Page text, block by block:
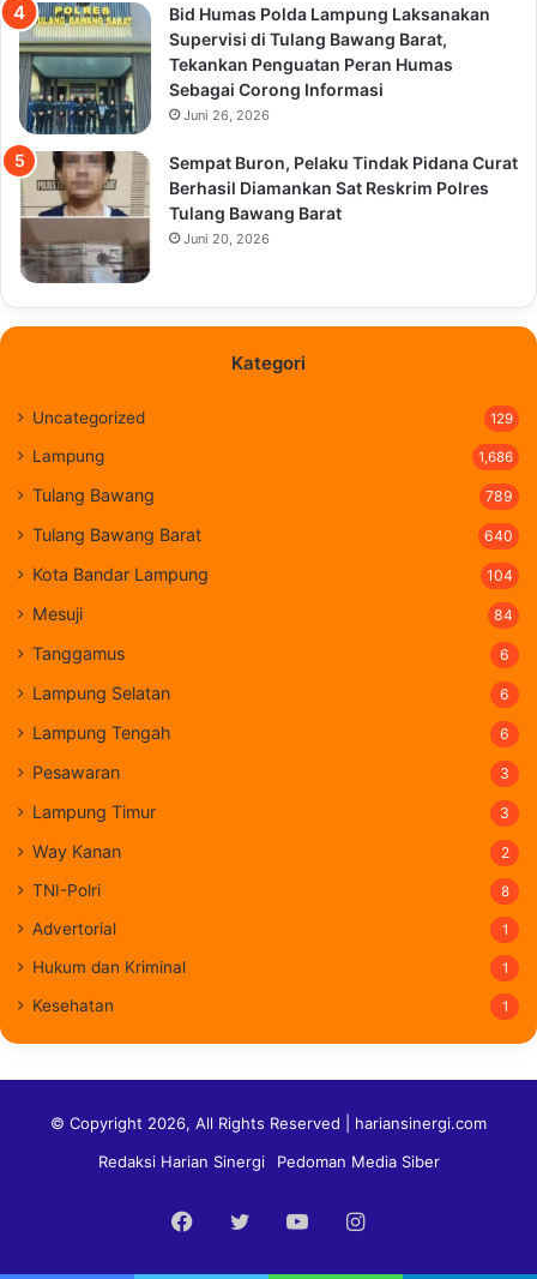
Bid Humas Polda Lampung Laksanakan
Supervisi di Tulang Bawang Barat,
Tekankan Penguatan Peran Humas
Sebagai Corong Informasi
Juni 26, 2026
Sempat Buron, Pelaku Tindak Pidana Curat
Berhasil Diamankan Sat Reskrim Polres
Tulang Bawang Barat
Juni 20, 2026
Kategori
Uncategorized 129
Lampung 1,686
Tulang Bawang 789
Tulang Bawang Barat 640
Kota Bandar Lampung 104
Mesuji 84
Tanggamus 6
Lampung Selatan 6
Lampung Tengah 6
Pesawaran 3
Lampung Timur 3
Way Kanan 2
TNI-Polri 8
Advertorial 1
Hukum dan Kriminal 1
Kesehatan 1
© Copyright 2026, All Rights Reserved | hariansinergi.com
Redaksi Harian Sinergi
Pedoman Media Siber
Facebook
TwitterYouTubeInstagram